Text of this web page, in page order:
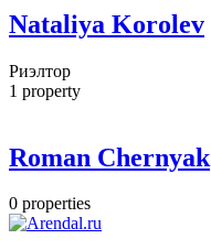
Nataliya Korolev
Риэлтор
1 property
Roman Chernyak
0 properties